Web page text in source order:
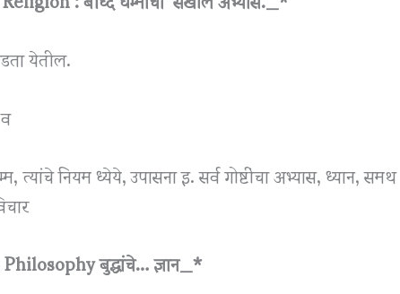
येतील.
त्यांचे नियम ध्येये, उपासना इ. सर्व गोष्टींचा अभ्यास, ध्यान, समथ
बुद्धांचे… ज्ञान_*